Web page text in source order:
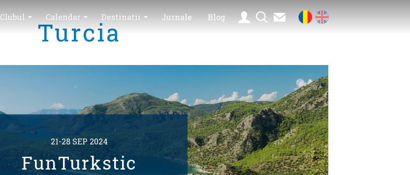
Clubul Calendar Destinatii Jurnale Blog
Turcia
21-28 SEP 2024
FunTurkstic